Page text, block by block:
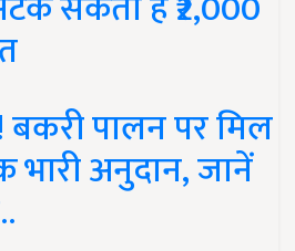
पालन पर मिल
भारी अनुदान, जानें